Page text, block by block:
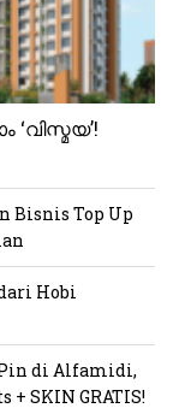
‘വിസ്മയ’!
Bisnis Top Up
Hobi
di Alfamidi,
+ SKIN GRATIS!